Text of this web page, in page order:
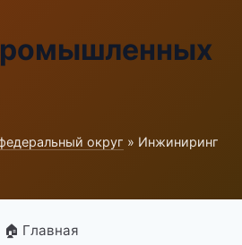
округ » Инжиниринг
🏠 Главная